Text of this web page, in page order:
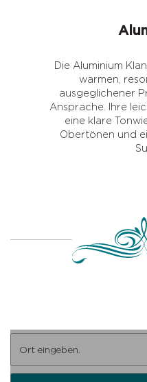
Die Aluminium
warmen,
ausgeglichener
Ansprache. Ihre
eine klare
Obertönen und